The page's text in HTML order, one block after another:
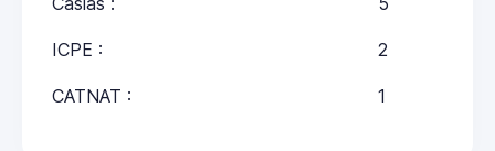
ICPE : 2
CATNAT : 1